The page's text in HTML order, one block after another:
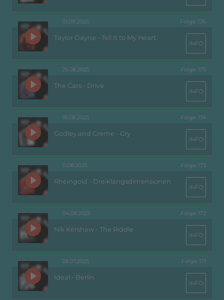
01.09.2025 Folge 176
Taylor Dayne - Tell It to My Heart
INFO
25.08.2025 Folge 175
The Cars - Drive
INFO
18.08.2025 Folge 174
Godley and Creme - Cry
INFO
11.08.2025 Folge 173
Rheingold - Dreiklangsdimensionen
INFO
04.08.2025 Folge 172
Nik Kershaw - The Riddle
INFO
28.07.2025 Folge 171
Ideal - Berlin
INFO